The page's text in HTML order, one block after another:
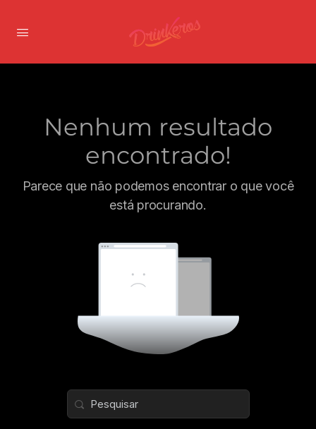
Nenhum resultado
encontrado!
Parece que não podemos encontrar o que você
está procurando.